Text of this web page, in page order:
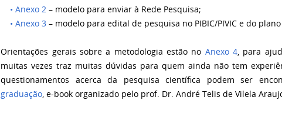
• Anexo 2 – modelo para enviar à Rede Pesquisa;
• Anexo 3 – modelo para edital de pesquisa no PIBIC/PIVIC e do
Orientações gerais sobre a metodologia estão no Anexo 4, para
muitas vezes traz muitas dúvidas para quem ainda não tem
questionamentos acerca da pesquisa científica podem ser
graduação, e-book organizado pelo prof. Dr. André Telis de Vilela